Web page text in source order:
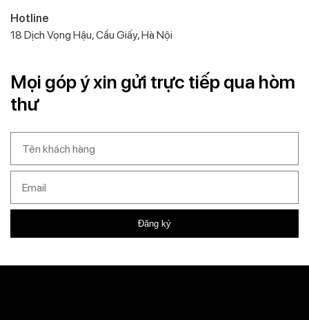
Hotline
18 Dịch Vọng Hậu, Cầu Giấy, Hà Nội
Mọi góp ý xin gửi trực tiếp qua hòm
thư
Đăng ký